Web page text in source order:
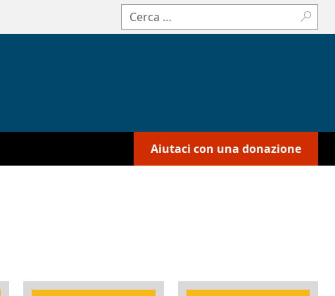
Cerca:
Aiutaci con una donazione